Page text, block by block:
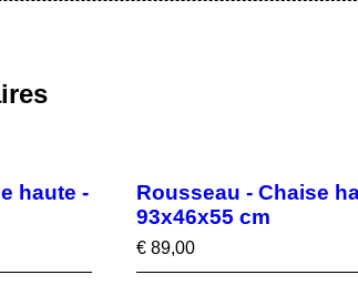
haute -
Rousseau - Chaise
93x46x55 cm
€ 89,00